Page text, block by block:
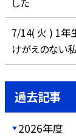
7/14( 火 ) 1年
けがえのない
過去記事
2026年度